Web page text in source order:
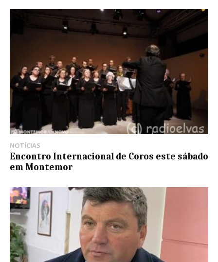
NOTÍCIAS
Encontro Internacional de Coros este sábado
em Montemor